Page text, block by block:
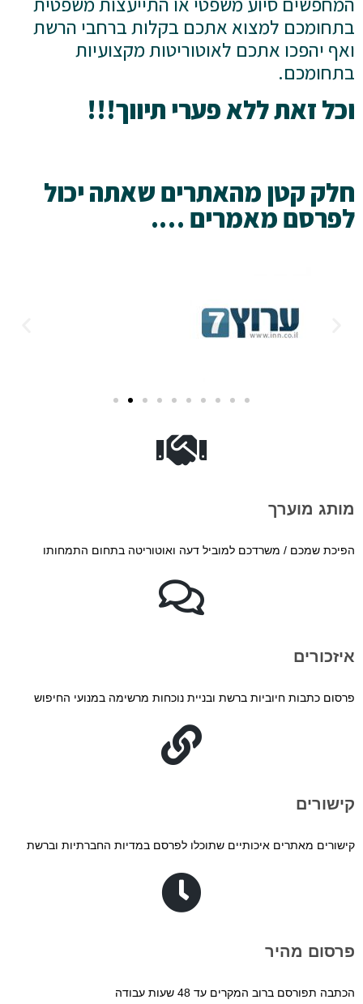
בתחומכם למצוא אתכם בקלות ברחבי הרשת
ואף יהפכו אתכם לאוטוריטות מקצועיות
בתחומכם.
וכל זאת ללא פערי תיווך!!!
חלק קטן מהאתרים שאתה יכול
לפרסם מאמרים ….
מותג מוערך
הפיכת שמכם / משרדכם למוביל דעה ואוטוריטה בתחום התמחותו
איזכורים
פרסום כתבות חיוביות ברשת ובניית נוכחות מרשימה במנועי החיפוש
קישורים
קישורים מאתרים איכותיים שתוכלו לפרסם במדיות החברתיות וברשת
פרסום מהיר
הכתבה תפורסם ברוב המקרים עד 48 שעות עבודה